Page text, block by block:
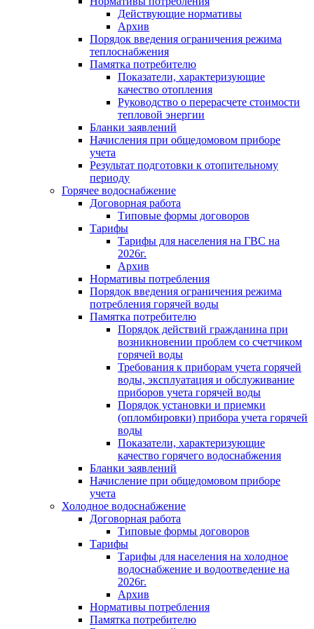
Действующие нормативы
Архив
Порядок введения ограничения режима
теплоснабжения
Памятка потребителю
Показатели, характеризующие
качество отопления
Руководство о перерасчете стоимости
тепловой энергии
Бланки заявлений
Начисления при общедомовом приборе
учета
Результат подготовки к отопительному
периоду
Горячее водоснабжение
Договорная работа
Типовые формы договоров
Тарифы
Тарифы для населения на ГВС на
2026г.
Архив
Нормативы потребления
Порядок введения ограничения режима
потребления горячей воды
Памятка потребителю
Порядок действий гражданина при
возникновении проблем со счетчиком
горячей воды
Требования к приборам учета горячей
воды, эксплуатация и обслуживание
приборов учета горячей воды
Порядок установки и приемки
(опломбировки) прибора учета горячей
воды
Показатели, характеризующие
качество горячего водоснабжения
Бланки заявлений
Начисление при общедомовом приборе
учета
Холодное водоснабжение
Договорная работа
Типовые формы договоров
Тарифы
Тарифы для населения на холодное
водоснабжение и водоотведение на
2026г.
Архив
Нормативы потребления
Памятка потребителю